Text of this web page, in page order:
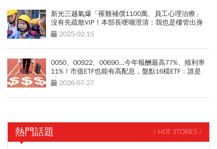
新光三越氣爆「罹難補償1100萬、員工心理治療」
沒有先疏散VIP！本部長哽咽澄清：我也是樓管出身
2025-02-15
0050、00922、00690...今年報酬最高77%、殖利率
11%！市值ETF也能有高配息，盤點16檔ETF：誰是
「息利雙收王」？
2026-07-27
熱門話題 / HOT STORIES /